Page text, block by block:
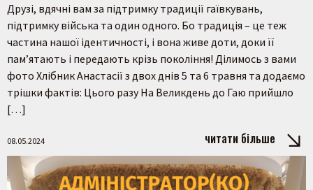
Друзі, вдячні вам за підтримку традиції гаївкувань,
підтримку війська та один одного. Бо традиція – це теж
частина нашої ідентичності, і вона живе доти, доки її
пам’ятають і передають крізь покоління! Ділимось з вами
фото Хлібник Анастасії з двох днів 5 та 6 травня та додаємо
трішки фактів: Цього разу На Великдень до Гаю прийшло
[…]
08.05.2024 читати більше